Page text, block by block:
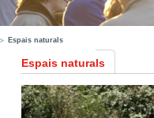
Espais naturals
Espais naturals